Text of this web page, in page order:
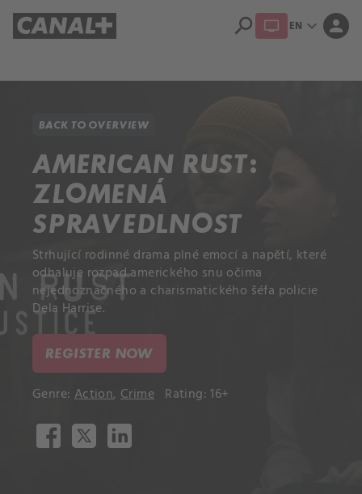
search EN expand_more person
BACK TO OVERVIEW
AMERICAN RUST:
ZLOMENÁ
SPRAVEDLNOST
Strhující rodinné drama plné emocí a napětí, které
odhaluje rozpad amerického snu očima
nejednoznačného a charismatického šéfa policie
Dela Harrise.
REGISTER NOW
Genre: Action,Crime Rating: 16+